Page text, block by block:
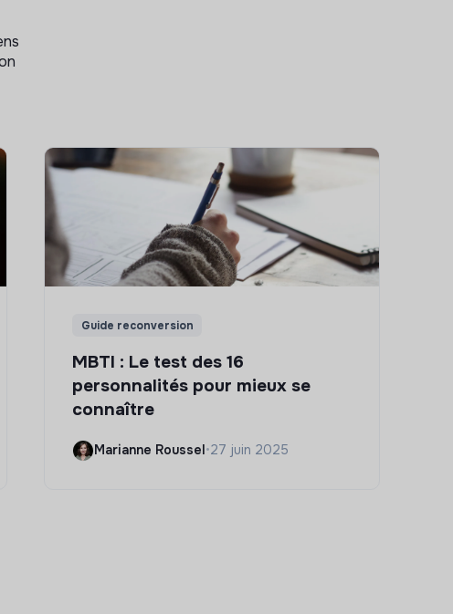
Guide reconversion
MBTI : Le test des 16
personnalités pour mieux se
connaître
Marianne Roussel•27 juin 2025